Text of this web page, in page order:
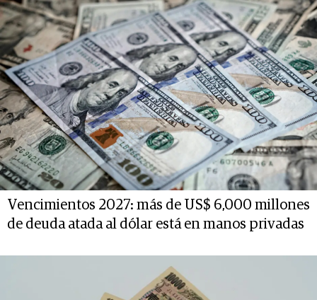
Vencimientos 2027: más de US$ 6,000 millones
de deuda atada al dólar está en manos privadas